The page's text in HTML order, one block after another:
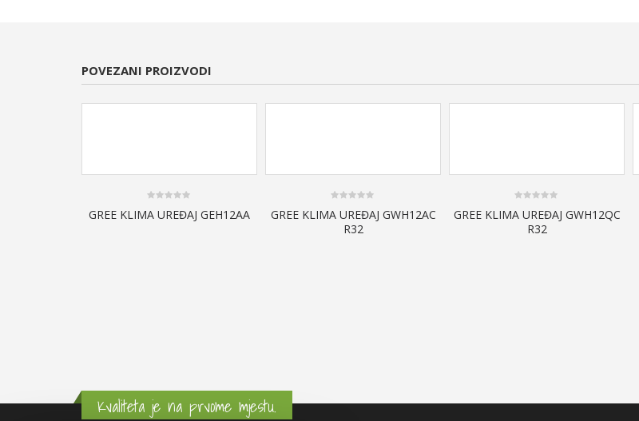
POVEZANI PROIZVODI
out
GREE KLIMA UREĐAJ GEH12AA
out
GREE KLIMA UREĐAJ GWH12AC
R32
out
GREE KLIMA UREĐAJ GWH12QC
R32
Kvaliteta je na prvome mjestu.